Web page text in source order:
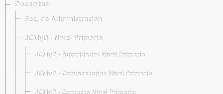
Docentes
Sec. de Administración
JCMyD · Nivel Primario
JCMyD · Autoridades Nivel Primario
JCMyD · Convocatorias Nivel Primario